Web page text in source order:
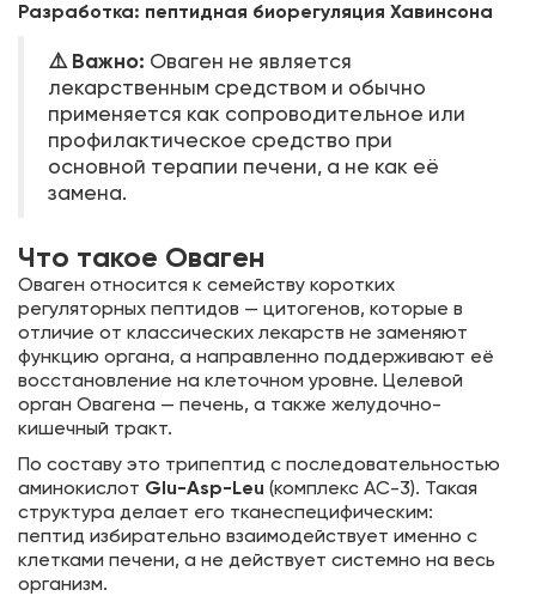
Разработка: пептидная биорегуляция Хавинсона
⚠️ Важно: Оваген не является
лекарственным средством и обычно
применяется как сопроводительное или
профилактическое средство при
основной терапии печени, а не как её
замена.
Что такое Оваген
Оваген относится к семейству коротких
регуляторных пептидов — цитогенов, которые в
отличие от классических лекарств не заменяют
функцию органа, а направленно поддерживают её
восстановление на клеточном уровне. Целевой
орган Овагена — печень, а также желудочно-
кишечный тракт.
По составу это трипептид с последовательностью
аминокислот Glu-Asp-Leu (комплекс АС-3). Такая
структура делает его тканеспецифическим:
пептид избирательно взаимодействует именно с
клетками печени, а не действует системно на весь
организм.